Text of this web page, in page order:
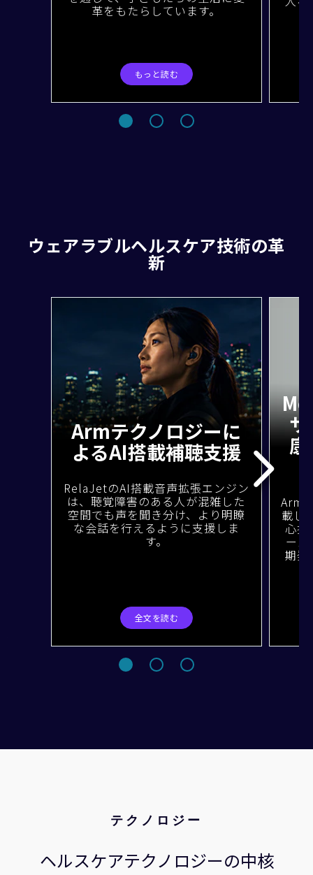
革をもたらしています。
もっと読む
ウェアラブルヘルスケア技術の革
新
Armテクノロジーに
よるAI搭載補聴支援
RelaJetのAI搭載音声拡張エンジン
は、聴覚障害のある人が混雑した
空間でも声を聞き分け、より明瞭
な会話を行えるように支援しま
す。
全文を読む
Arm
載し
心拍
ー
期発
テクノロジー
ヘルスケアテクノロジーの中核